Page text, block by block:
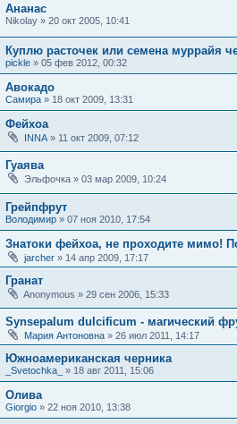
Ананас
Nikolay » 20 окт 2005, 10:41
Куплю расточек или семена муррайя
pickle » 05 фев 2012, 00:32
Авокадо
Самира » 18 окт 2009, 13:31
Фейхоа
INNA » 11 окт 2009, 07:12
Гуаява
Эльфочка » 03 мар 2009, 10:24
Грейпфрут
Володимир » 07 ноя 2010, 17:54
Знатоки фейхоа, не проходите мимо!
jarcher » 14 апр 2009, 17:17
Гранат
Anonymous » 29 сен 2006, 15:33
Synsepalum dulcificum - магический
Мария Антоновна » 26 июл 2011, 14:17
Южноамериканская черника
_Svetochka_ » 18 авг 2011, 15:06
Олива
Giorgio » 22 ноя 2010, 13:38